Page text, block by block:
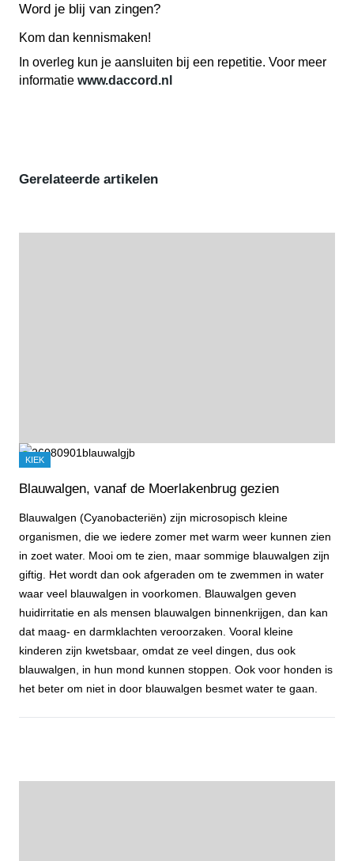
Word je blij van zingen?
Kom dan kennismaken!
In overleg kun je aansluiten bij een repetitie. Voor meer
informatie www.daccord.nl
Gerelateerde artikelen
KIEK
Blauwalgen, vanaf de Moerlakenbrug gezien
Blauwalgen (Cyanobacteriën) zijn microsopisch kleine
organismen, die we iedere zomer met warm weer kunnen zien
in zoet water. Mooi om te zien, maar sommige blauwalgen zijn
giftig. Het wordt dan ook afgeraden om te zwemmen in water
waar veel blauwalgen in voorkomen. Blauwalgen geven
huidirritatie en als mensen blauwalgen binnenkrijgen, dan kan
dat maag- en darmklachten veroorzaken. Vooral kleine
kinderen zijn kwetsbaar, omdat ze veel dingen, dus ook
blauwalgen, in hun mond kunnen stoppen. Ook voor honden is
het beter om niet in door blauwalgen besmet water te gaan.